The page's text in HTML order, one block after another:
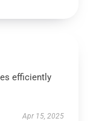
efficiently
Apr 15, 2025